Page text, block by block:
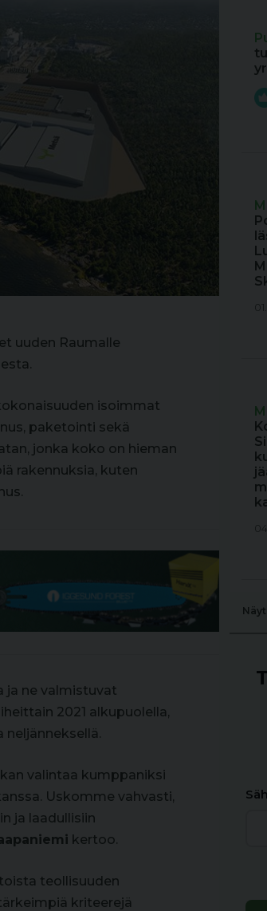
uuden Raumalle
isoimmat
paketointi sekä
jonka koko on hieman
rakennuksia, kuten
ja ne valmistuvat
2021 alkupuolella,
neljänneksellä.
valintaa kumppaniksi
Uskomme vahvasti,
ja laadullisiin
kertoo.
teollisuuden
kriteerejä